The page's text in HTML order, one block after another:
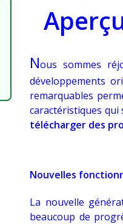
Nous sommes
développements
remarquables
caractéristiques
télécharger des
Nouvelles
La nouvelle
beaucoup de